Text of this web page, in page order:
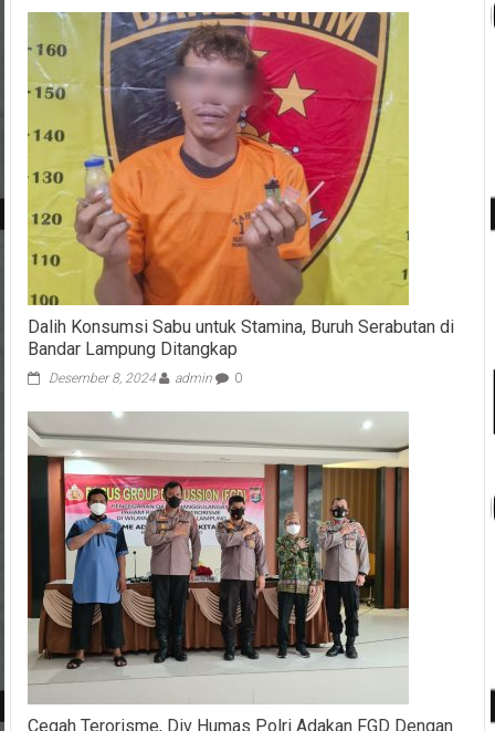
Dalih Konsumsi Sabu untuk Stamina, Buruh Serabutan di
Bandar Lampung Ditangkap
Desember 8, 2024 admin 0
Cegah Terorisme, Div Humas Polri Adakan FGD Dengan